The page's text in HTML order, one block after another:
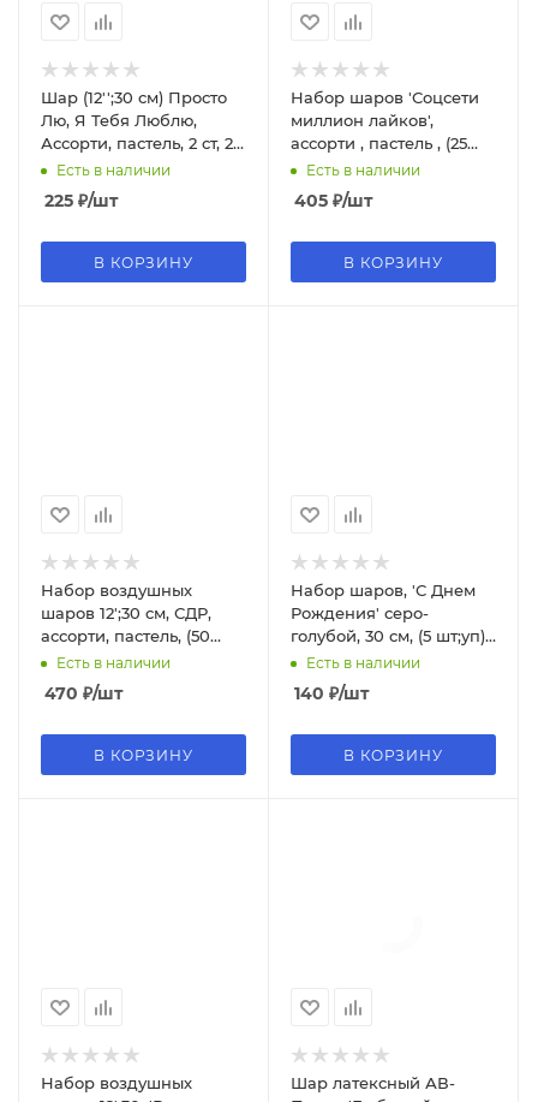
Шар (12'';30 см) Просто
Лю, Я Тебя Люблю,
Ассорти, пастель, 2 ст, 25
шт.Есть в наличии
225 ₽/шт
В КОРЗИНУ
Набор шаров 'Соцсети
миллион лайков',
ассорти , пастель , (25
шт;уп), 612250-25
Есть в наличии
405 ₽/шт
В КОРЗИНУ
Набор воздушных
шаров 12';30 см, СДР,
ассорти, пастель, (50
шт;уп), 412574-50
Есть в наличии
470 ₽/шт
В КОРЗИНУ
Набор шаров, 'С Днем
Рождения' серо-
голубой, 30 см, (5 шт;уп),
ШВ-9817
Есть в наличии
140 ₽/шт
В КОРЗИНУ
Набор воздушных
Шар латексный АВ-